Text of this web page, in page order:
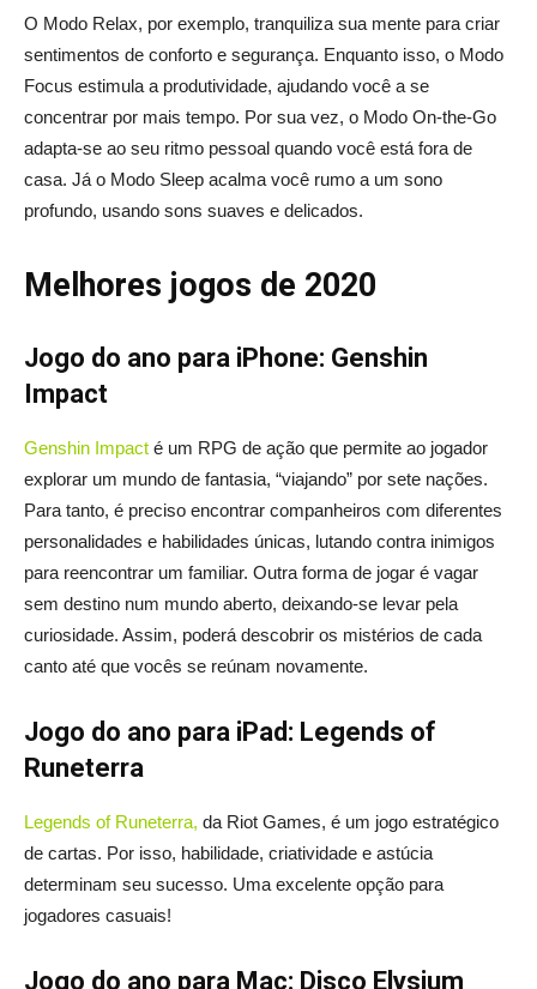
O Modo Relax, por exemplo, tranquiliza sua mente para criar
sentimentos de conforto e segurança. Enquanto isso, o Modo
Focus estimula a produtividade, ajudando você a se
concentrar por mais tempo. Por sua vez, o Modo On-the-Go
adapta-se ao seu ritmo pessoal quando você está fora de
casa. Já o Modo Sleep acalma você rumo a um sono
profundo, usando sons suaves e delicados.
Melhores jogos de 2020
Jogo do ano para iPhone: Genshin
Impact
Genshin Impact é um RPG de ação que permite ao jogador
explorar um mundo de fantasia, “viajando” por sete nações.
Para tanto, é preciso encontrar companheiros com diferentes
personalidades e habilidades únicas, lutando contra inimigos
para reencontrar um familiar. Outra forma de jogar é vagar
sem destino num mundo aberto, deixando-se levar pela
curiosidade. Assim, poderá descobrir os mistérios de cada
canto até que vocês se reúnam novamente.
Jogo do ano para iPad: Legends of
Runeterra
Legends of Runeterra, da Riot Games, é um jogo estratégico
de cartas. Por isso, habilidade, criatividade e astúcia
determinam seu sucesso. Uma excelente opção para
jogadores casuais!
Jogo do ano para Mac: Disco Elysium